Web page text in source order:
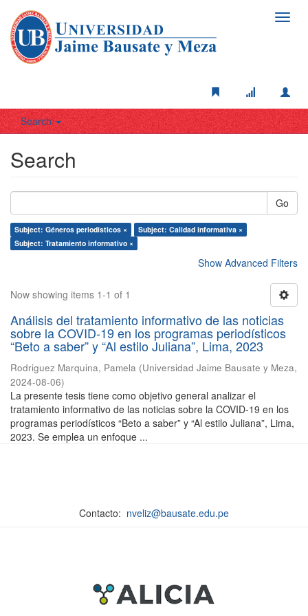
Search
Search
Go
Subject: Géneros periodísticos ×
Subject: Calidad informativa ×
Subject: Tratamiento informativo ×
Show Advanced Filters
Now showing items 1-1 of 1
Análisis del tratamiento informativo de las noticias
sobre la COVID-19 en los programas periodísticos
“Beto a saber” y “Al estilo Juliana”, Lima, 2023
Rodriguez Marquina, Pamela (Universidad Jaime Bausate y Meza,
2024-08-06)
La presente tesis tiene como objetivo general analizar el
tratamiento informativo de las noticias sobre la COVID-19 en los
programas periodísticos “Beto a saber” y “Al estilo Juliana”, Lima,
2023. Se emplea un enfoque ...
Contacto: nveliz@bausate.edu.pe